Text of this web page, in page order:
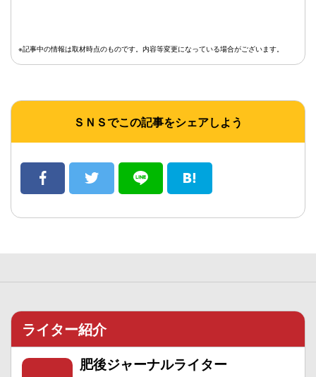
※記事中の情報は取材時点のものです。内容等変更になっている場合がございます。
ＳＮＳでこの記事をシェアしよう
ライター紹介
肥後ジャーナルライター